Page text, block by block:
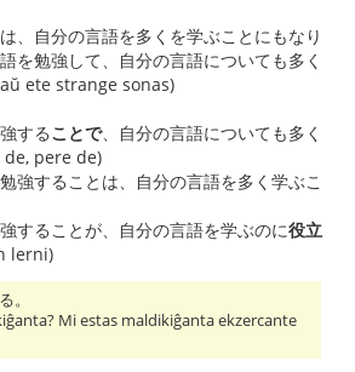
、自分の言語を多くを学ぶことにもなり
を勉強して、自分の言語についても多く
ete strange sonas)
することで、自分の言語についても多く
de, pere de)
強することは、自分の言語を多く学ぶこ
することが、自分の言語を学ぶのに役立
lerni)
。
Mi estas maldikiĝanta ekzercante